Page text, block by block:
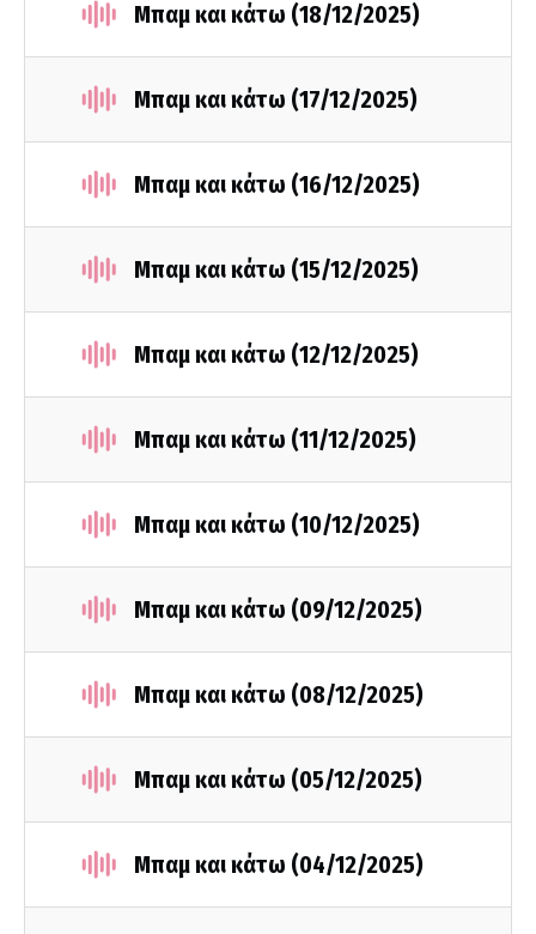
Μπαμ και κάτω (18/12/2025)
Μπαμ και κάτω (17/12/2025)
Μπαμ και κάτω (16/12/2025)
Μπαμ και κάτω (15/12/2025)
Μπαμ και κάτω (12/12/2025)
Μπαμ και κάτω (11/12/2025)
Μπαμ και κάτω (10/12/2025)
Μπαμ και κάτω (09/12/2025)
Μπαμ και κάτω (08/12/2025)
Μπαμ και κάτω (05/12/2025)
Μπαμ και κάτω (04/12/2025)